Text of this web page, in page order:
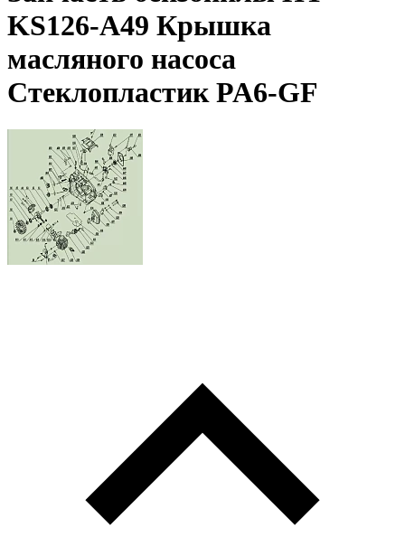
KS126-A49 Крышка
масляного насоса
Стеклопластик PA6-GF